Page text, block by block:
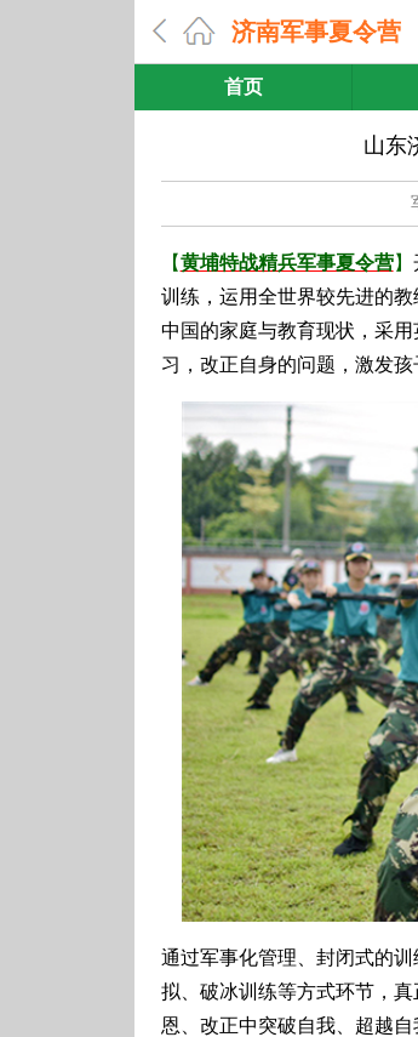
济南军事夏令营
首页
山东
【黄埔特战精兵军事夏令营】
训练，运用全世界较先进的
中国的家庭与教育现状，采
习，改正自身的问题，激发孩
通过军事化管理、封闭式的
拟、破冰训练等方式环节，
恩、改正中突破自我、超越